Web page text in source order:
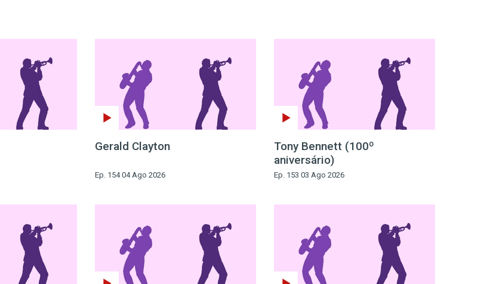
Gerald Clayton
Ep. 154 04 Ago 2026
Tony Bennett (100º
aniversário)
Ep. 153 03 Ago 2026